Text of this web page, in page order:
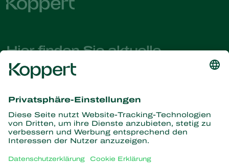
Hier finden Sie aktuelle
Nachrichten und Informationen
Partners with Nature
Raubmilben
Räuber